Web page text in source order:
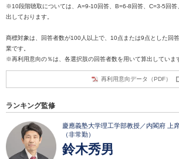
※10段階聴取については、A=9-10回答、B=6-8回答、C=3-5回答
出しております。
商標対象は、回答者数が100人以上で、10点または9点とした回
業です。
※再利用意向の％は、各選択肢の回答者数を用いて算出していま
再利用意向データ（PDF）
ランキング監修
慶應義塾大学理工学部教授／内閣府 上
（非常勤）
鈴木秀男